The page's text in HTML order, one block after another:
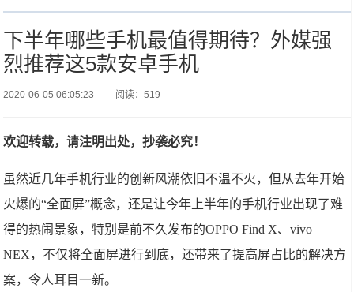
下半年哪些手机最值得期待？外媒强
烈推荐这5款安卓手机
2020-06-05 06:05:23 阅读：519
欢迎转载，请注明出处，抄袭必究！
虽然近几年手机行业的创新风潮依旧不温不火，但从去年开始
火爆的“全面屏”概念，还是让今年上半年的手机行业出现了难
得的热闹景象，特别是前不久发布的OPPO Find X、vivo
NEX，不仅将全面屏进行到底，还带来了提高屏占比的解决方
案，令人耳目一新。